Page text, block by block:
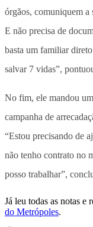
órgãos, comuniquem a
E não precisa de
basta um familiar
salvar 7 vidas”,
No fim, ele mandou
campanha de
“Estou precisando de
não tenho contrato no
posso trabalhar”,
Já leu todas as notas e
do Metrópoles.